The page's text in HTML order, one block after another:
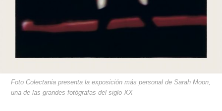
Foto Colectania presenta la exposición más personal de Sarah Moon,
una de las grandes fotógrafas del siglo XX